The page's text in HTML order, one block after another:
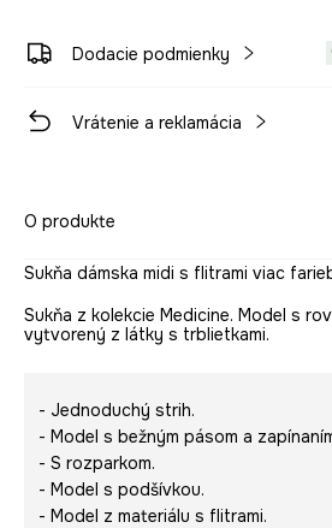
Dodacie podmienky
Vrátenie a reklamácia
O produkte
Sukňa dámska midi s flitrami viac
Sukňa z kolekcie Medicine. Model s
vytvorený z látky s trblietkami.
- Jednoduchý strih.
- Model s bežným pásom a
- S rozparkom.
- Model s podšívkou.
- Model z materiálu s flitrami.